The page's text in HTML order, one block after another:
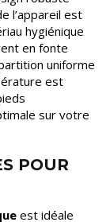
l’appareil est
hygiénique
en fonte
uniforme
est
sur votre
POUR
est idéale